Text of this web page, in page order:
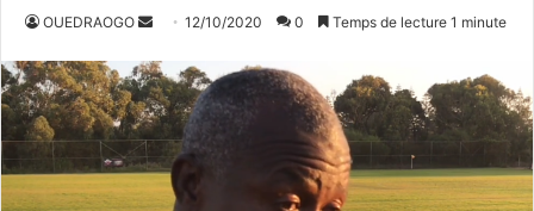
OUEDRAOGO
v
o
y
e
12/10/2020 0 Temps de lecture 1 minute